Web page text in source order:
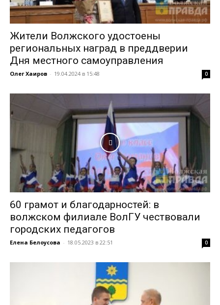
Жители Волжского удостоены
региональных наград в преддверии
Дня местного самоуправления
Олег Хаиров - 19.04.2024 в 15:48 0
60 грамот и благодарностей: в
волжском филиале ВолГУ чествовали
городских педагогов
Елена Белоусова - 18.05.2023 в 22:51 0